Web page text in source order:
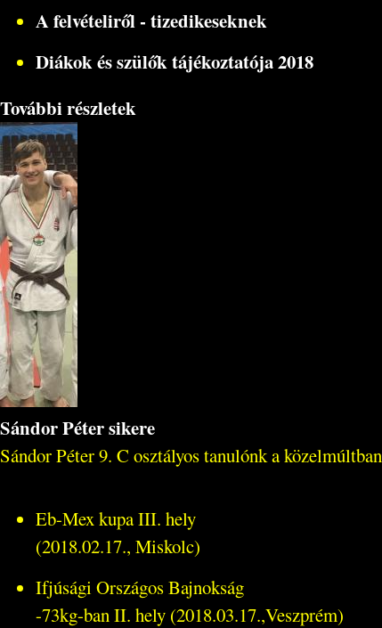
A felvételiről - tizedikeseknek
Diákok és szülők tájékoztatója 2018
További részletek
Sándor Péter sikere
Sándor Péter 9. C osztályos tanulónk a
Eb-Mex kupa III. hely
(2018.02.17., Miskolc)
Ifjúsági Országos Bajnokság
-73kg-ban II. hely (2018.03.17.,Veszprém)